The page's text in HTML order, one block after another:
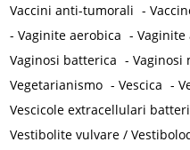
Vaccini anti-tumorali -
-Vaginite aerobica -Vaginite
Vaginosi batterica -Vaginosi
Vegetarianismo -Vescica -
Vescicole extracellulari
Vestibolite vulvare /